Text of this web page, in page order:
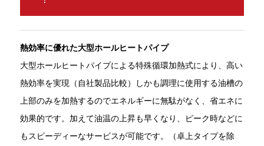
熱効率に優れた大型ホールヒートパイプ
大型ホールヒートパイプによる特殊循環加熱式により、高い
熱効率を実現（自社製品比較）しかも調理に使用する油槽の
上部のみを加熱するのでエネルギーに無駄がなく、省エネに
効果的です。加えて油温の上昇も早くなり、ピーク時などに
もスピーディーなサービスが可能です。（卓上タイプを除